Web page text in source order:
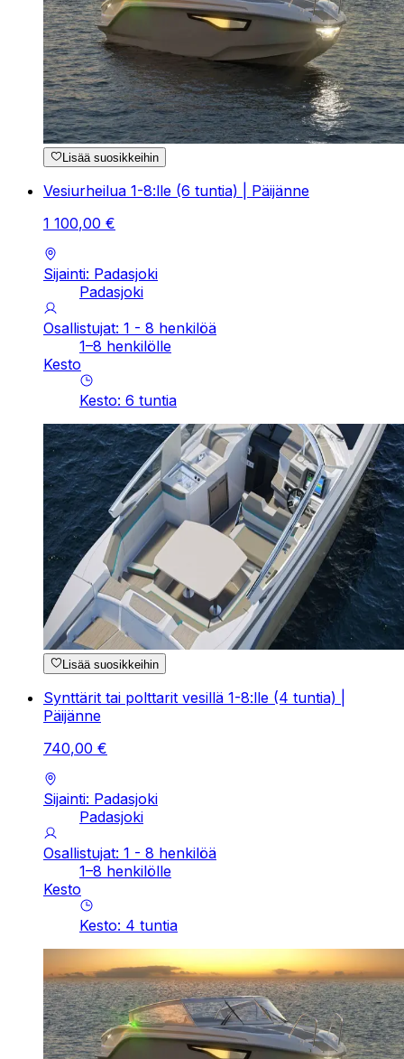
Lisää suosikkeihin
Vesiurheilua 1-8:lle (6 tuntia) | Päijänne
1 100,00 €
Sijainti: Padasjoki
Padasjoki
Osallistujat: 1 - 8 henkilöä
1–8 henkilölle
Kesto
Kesto: 6 tuntia
Lisää suosikkeihin
Synttärit tai polttarit vesillä 1-8:lle (4 tuntia) |
Päijänne
740,00 €
Sijainti: Padasjoki
Padasjoki
Osallistujat: 1 - 8 henkilöä
1–8 henkilölle
Kesto
Kesto: 4 tuntia